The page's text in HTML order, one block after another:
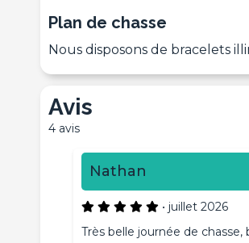
Plan de chasse
Nous disposons de bracelets
Avis
4 avis
Nathan
• juillet 2026
Très belle journée de